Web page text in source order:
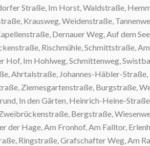
Straße, Im Horst, Waldstraße,
Krausweg, Weidenstraße,
Dernauer Weg, Auf dem Seel,
Rischmühle, Schmittstraße, Am
Im Hohlweg, Schmittenweg,
Johannes-Häbler-Straße,
Ziemesgartenstraße, Burgstraße,
In den Gärten, Heinrich-Heine-
Bergstraße,
Hage, Am Fronhof, Am Falltor,
Ringstraße, Grafschafter Weg, Am